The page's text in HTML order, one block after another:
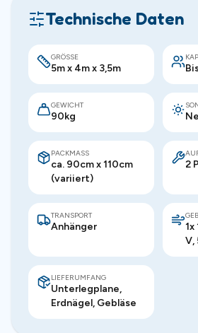
Technische Daten
GRÖSSE
5m x 4m x 3,5m
GEWICHT
90kg
PACKMASS
ca. 90cm x 110cm
(variiert)
2
TRANSPORT
Anhänger
1x
V,
LIEFERUMFANG
Unterlegplane,
Erdnägel, Gebläse